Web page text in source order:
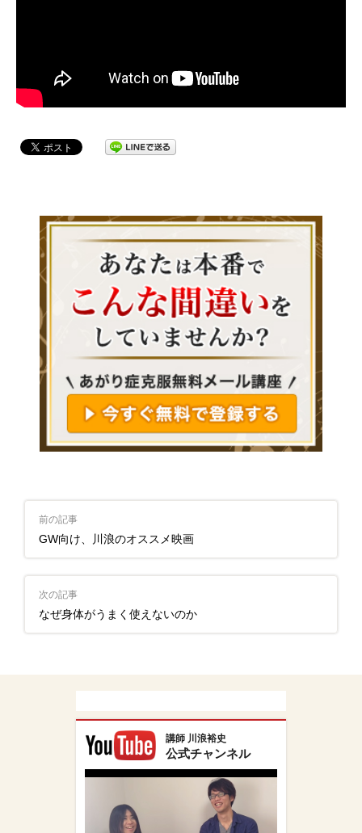
前の記事
GW向け、川浪のオススメ映画
次の記事
なぜ身体がうまく使えないのか
講師 川浪裕史
公式チャンネル